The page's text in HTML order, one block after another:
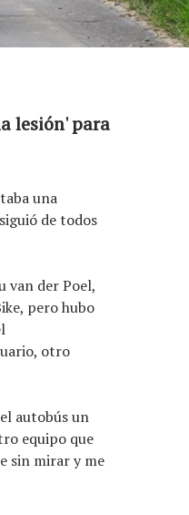
lesión' para
una
de todos
van der Poel,
pero hubo
otro
autobús un
equipo que
sin mirar y me